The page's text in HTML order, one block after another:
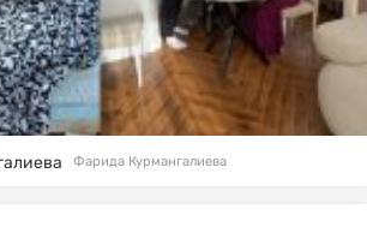
Фарида Курмангалиева